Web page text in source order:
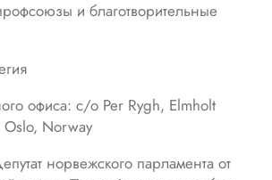
и благотворительные
офиса: c/o Per Rygh, Elmholt
Norway
норвежского парламента от